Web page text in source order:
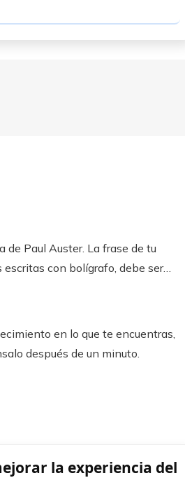
de Paul Auster. La frase de tu
con bolígrafo, debe ser…
en lo que te encuentras,
después de un minuto.
la experiencia del